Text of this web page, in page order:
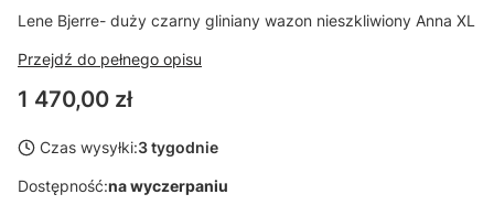
Lene Bjerre- duży czarny gliniany wazon nieszkliwiony Anna XL
Przejdź do pełnego opisu
Cena
1 470,00 zł
Czas wysyłki:3 tygodnie
Dostępność:na wyczerpaniu